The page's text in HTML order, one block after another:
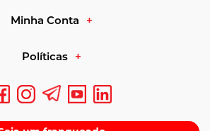
percepção de menor esforço e
reúnem mais de um ativo
Minha Conta
Políticas